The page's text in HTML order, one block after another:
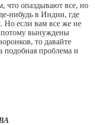
что опаздывают все, но
нибудь в Индии, где
Но если вам все же не
потому вынуждены
то давайте
подобная проблема и